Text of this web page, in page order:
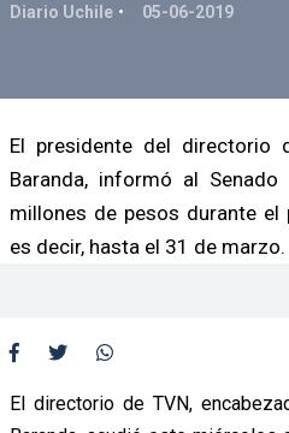
Diario Uchile 05-06-2019
El presidente del directorio
Baranda, informó al
millones de pesos durante
es decir, hasta el 31 de marzo.
El directorio de TVN,